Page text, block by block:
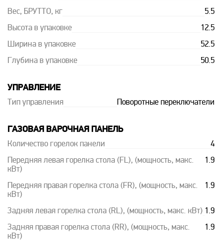
Вес, БРУТТО, кг 5.5
Высота в упаковке 12.5
Ширина в упаковке 52.5
Глубина в упаковке 50.5
УПРАВЛЕНИЕ
Тип управления Поворотные переключатели
ГАЗОВАЯ ВАРОЧНАЯ ПАНЕЛЬ
Количество горелок панели 4
Передняя левая горелка стола (FL), (мощность, макс.
кВт)
1.9
Передняя правая горелка стола (FR), (мощность, макс.
кВт)
1.9
Задняя левая горелка стола (RL), (мощность, макс. кВт) 1.9
Задняя правая горелка стола (RR), (мощность, макс.
кВт)
1.9